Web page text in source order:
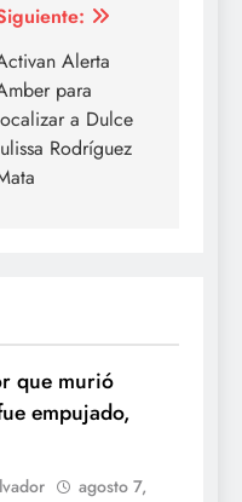
Alerta
para
a Dulce
Rodríguez
que murió
empujado,
agosto 7,